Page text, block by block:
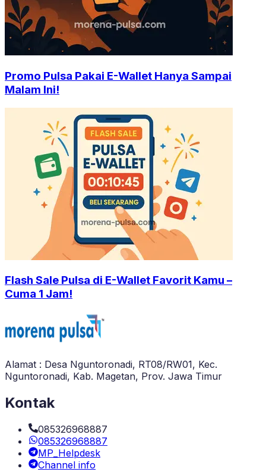
Promo Pulsa Pakai E-Wallet Hanya Sampai
Malam Ini!
Flash Sale Pulsa di E-Wallet Favorit Kamu –
Cuma 1 Jam!
Alamat : Desa Nguntoronadi, RT08/RW01, Kec.
Nguntoronadi, Kab. Magetan, Prov. Jawa Timur
Kontak
085326968887
085326968887
MP_Helpdesk
Channel info